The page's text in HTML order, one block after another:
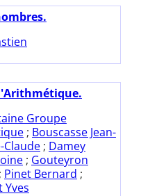
Groupe
; Bouscasse Jean-
Claude ; Damey
; Gouteyron
; Pinet Bernard ;
Yves